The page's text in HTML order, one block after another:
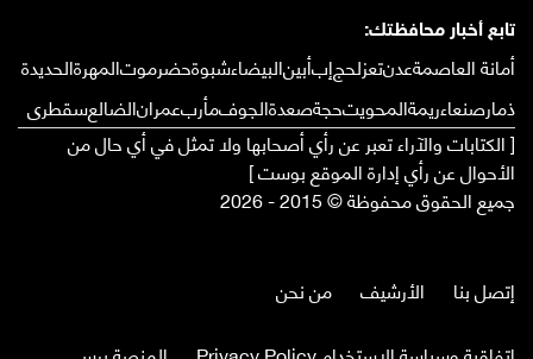
تابع أخبار محافظتك:
أمانة العاصمةعدنتعزلحجإبأبينالبيضاءشبوةحضرموتالمهرةالحديدة
ذمارصنعاءريمةالمحويتحجةصعدةالجوفمأربعمرانالضالعسقطرى
[ الكتابات والآراء تعبر عن رأي أصحابها ولا تمثل في أي حال من
الأحوال عن رأي إدارة الموقع بوست ]
جميع الحقوق محفوظة © 2015 - 2026
إتصل بنا الأرشيف
من نحن